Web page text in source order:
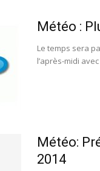
Météo :
Le temps sera
l’après-midi
Météo:
2014